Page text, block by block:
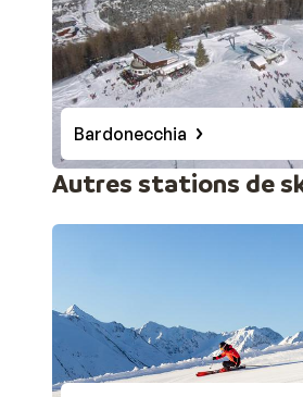
Bardonecchia
Autres stations de